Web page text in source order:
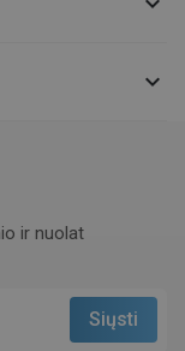

ir nuolat